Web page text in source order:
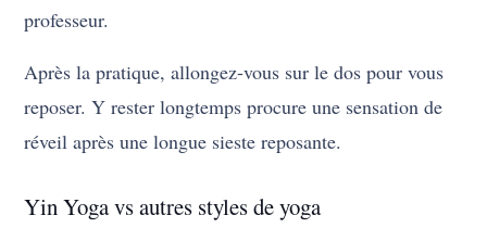
professeur.
Après la pratique, allongez-vous sur le dos pour vous
reposer. Y rester longtemps procure une sensation de
réveil après une longue sieste reposante.
Yin Yoga vs autres styles de yoga